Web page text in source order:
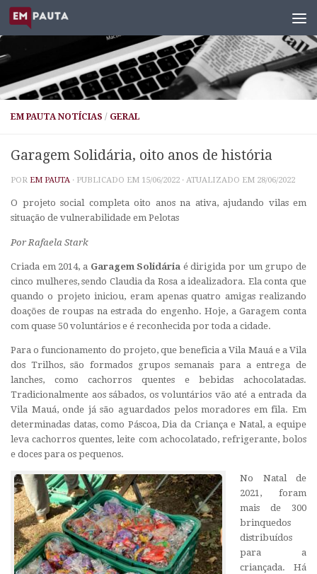
Skip to content
EM PAUTA NOTÍCIAS / GERAL
Garagem Solidária, oito anos de história
POR EM PAUTA · PUBLICADO EM 15/06/2022 · ATUALIZADO EM 28/06/2022
O projeto social completa oito anos na ativa, ajudando vilas em
situação de vulnerabilidade em Pelotas
Por Rafaela Stark
Criada em 2014, a Garagem Solidária é dirigida por um grupo de
cinco mulheres, sendo Claudia da Rosa a idealizadora. Ela conta que
quando o projeto iniciou, eram apenas quatro amigas realizando
doações de roupas na estrada do engenho. Hoje, a Garagem conta
com quase 50 voluntários e é reconhecida por toda a cidade.
Para o funcionamento do projeto, que beneficia a Vila Mauá e a Vila
dos Trilhos, são formados grupos semanais para a entrega de
lanches, como cachorros quentes e bebidas achocolatadas.
Tradicionalmente aos sábados, os voluntários vão até a entrada da
Vila Mauá, onde já são aguardados pelos moradores em fila. Em
determinadas datas, como Páscoa, Dia da Criança e Natal, a equipe
leva cachorros quentes, leite com achocolatado, refrigerante, bolos
e doces para os pequenos.
No Natal de
2021, foram
mais de 300
brinquedos
distribuídos
para a
criançada. Há